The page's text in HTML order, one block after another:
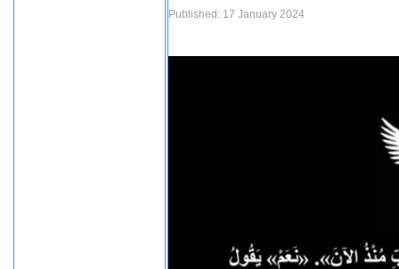
Published: 17 January 2024